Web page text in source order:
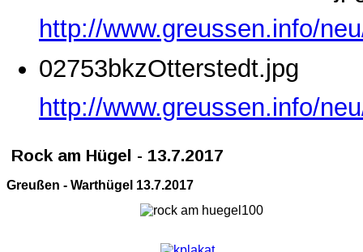
http://www.greussen.info/
02753bkzOtterstedt.jpg
http://www.greussen.info/
Rock am Hügel - 13.7.2017
Greußen - Warthügel 13.7.2017